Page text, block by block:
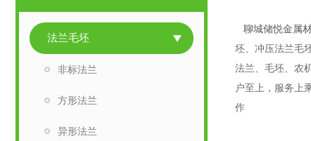
聊城储悦金属
坯、冲压法兰毛
法兰、毛坯、农
户至上，服务上
法兰毛坯
非标法兰
方形法兰
异形法兰